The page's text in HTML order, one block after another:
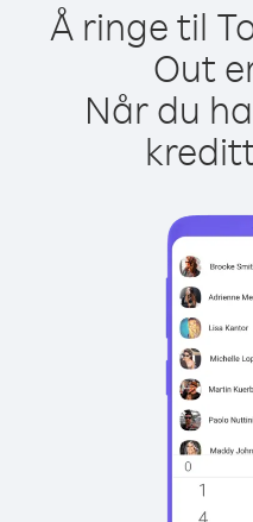
Å ringe til
Out
Når du